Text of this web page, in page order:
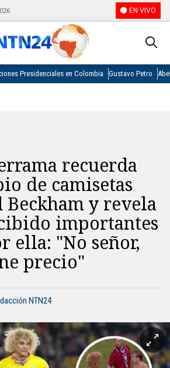
EN VIVO
Presidenciales en Colombia Gustavo Petro
recuerda
de camisetas
Beckham y revela
importantes
ella: "No señor,
precio"
NTN24